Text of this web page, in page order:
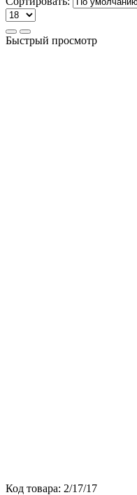
Быстрый просмотр
Код товара: 2/17/17